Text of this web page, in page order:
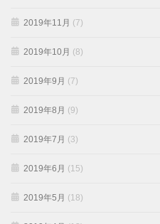
2019年11月 (7)
2019年10月 (8)
2019年9月 (7)
2019年8月 (9)
2019年7月 (3)
2019年6月 (15)
2019年5月 (18)